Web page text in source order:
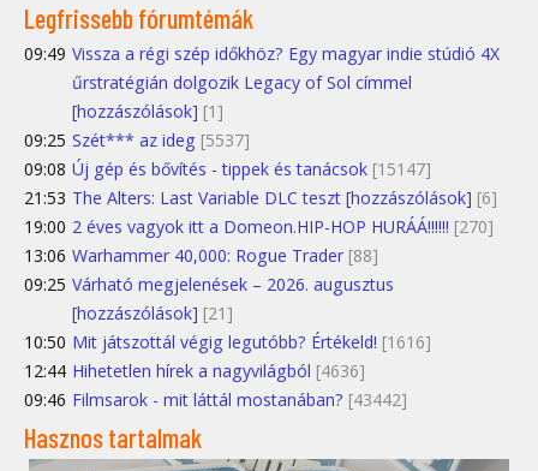
Legfrissebb fórumtémák
09:49 Vissza a régi szép időkhöz? Egy magyar indie stúdió 4X
űrstratégián dolgozik Legacy of Sol címmel
[hozzászólások] [1]
09:25 Szét*** az ideg [5537]
09:08 Új gép és bővítés - tippek és tanácsok [15147]
21:53 The Alters: Last Variable DLC teszt [hozzászólások] [6]
19:00 2 éves vagyok itt a Domeon.HIP-HOP HURÁÁ!!!!!! [270]
13:06 Warhammer 40,000: Rogue Trader [88]
09:25 Várható megjelenések – 2026. augusztus
[hozzászólások] [21]
10:50 Mit játszottál végig legutóbb? Értékeld! [1616]
12:44 Hihetetlen hírek a nagyvilágból [4636]
09:46 Filmsarok - mit láttál mostanában? [43442]
Hasznos tartalmak